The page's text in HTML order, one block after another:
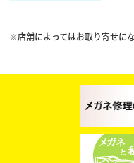
※店舗によってはお取り寄せに